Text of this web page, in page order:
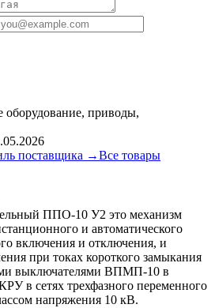
оборудование, приводы,
поставщика →Все товары
ППО-10 У2 это механизм
и автоматического
включения и отключения, и
при токах короткого замыкания
выключателями ВПМП-10 в
в сетях трехфазного переменного
напряжения 10 кВ.